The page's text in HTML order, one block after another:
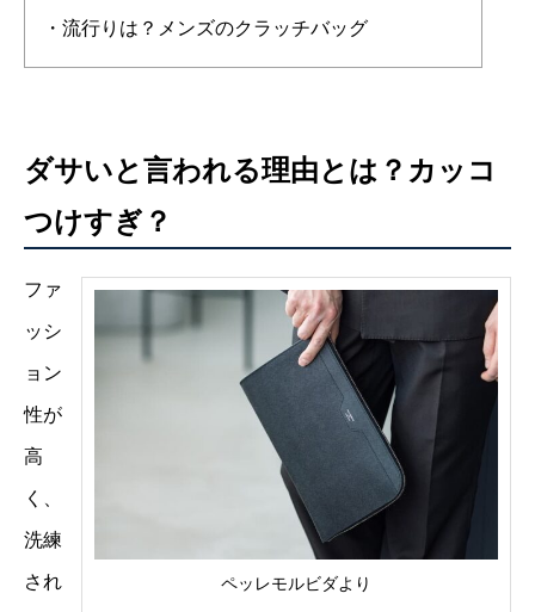
・流行りは？メンズのクラッチバッグ
ダサいと言われる理由とは？カッコ
つけすぎ？
ペッレモルビダより
ファ
ッシ
ョン
性が
高
く、
洗練
され